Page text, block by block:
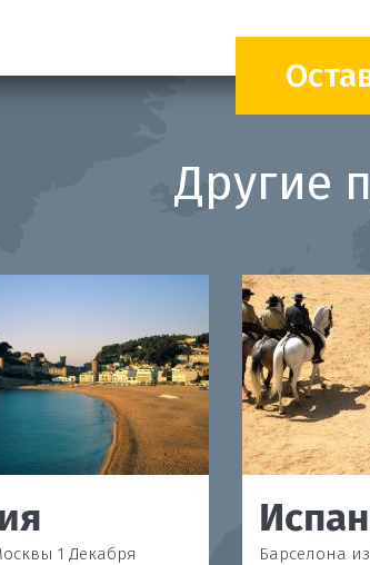
Другие
1 Декабря Барселона